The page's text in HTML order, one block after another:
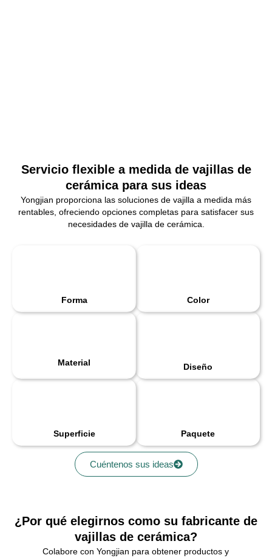
Servicio flexible a medida de vajillas de
cerámica para sus ideas
Yongjian proporciona las soluciones de vajilla a medida más
rentables, ofreciendo opciones completas para satisfacer sus
necesidades de vajilla de cerámica.
Forma Color
Material Diseño
Superficie Paquete
Cuéntenos sus ideas
¿Por qué elegirnos como su fabricante de
vajillas de cerámica?
Colabore con Yongjian para obtener productos y